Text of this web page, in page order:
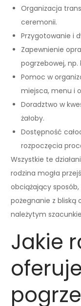
Organizacja
ceremonii.
Przygotowanie i
Zapewnienie
pogrzebowej,
Pomoc w
miejsca, menu i
Doradztwo w
żałoby.
Dostępność
rozpoczęcia
Wszystkie te
rodzina mogła
obciążający
pożegnanie z bliską
należytym
Jakie